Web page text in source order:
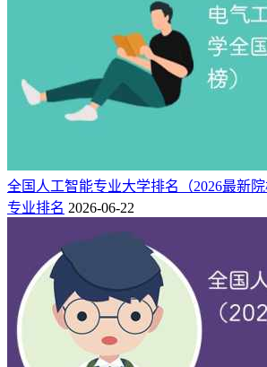
全国人工智能专业大学排名（2026最新院
专业排名 2026-06-22